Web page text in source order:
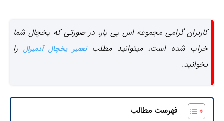
کاربران گرامی مجموعه اس پی یار، در صورتی که یخچال شما
خراب شده است، میتوانید مطلبتعمیر یخچال آدمیرال را
بخوانید.
فهرست مطالب